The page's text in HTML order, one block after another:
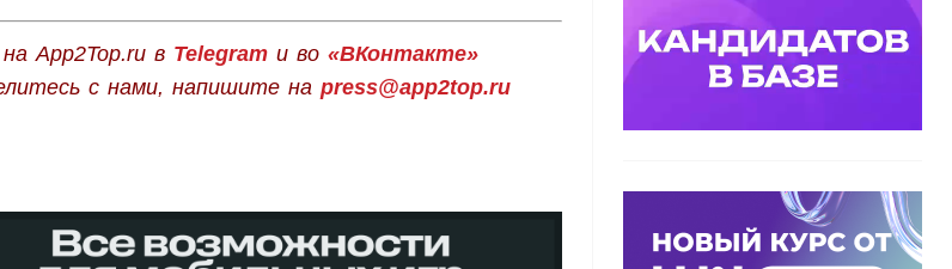
App2Top.ru в Telegramи во «ВКонтакте»
с нами, напишите на press@app2top.ru